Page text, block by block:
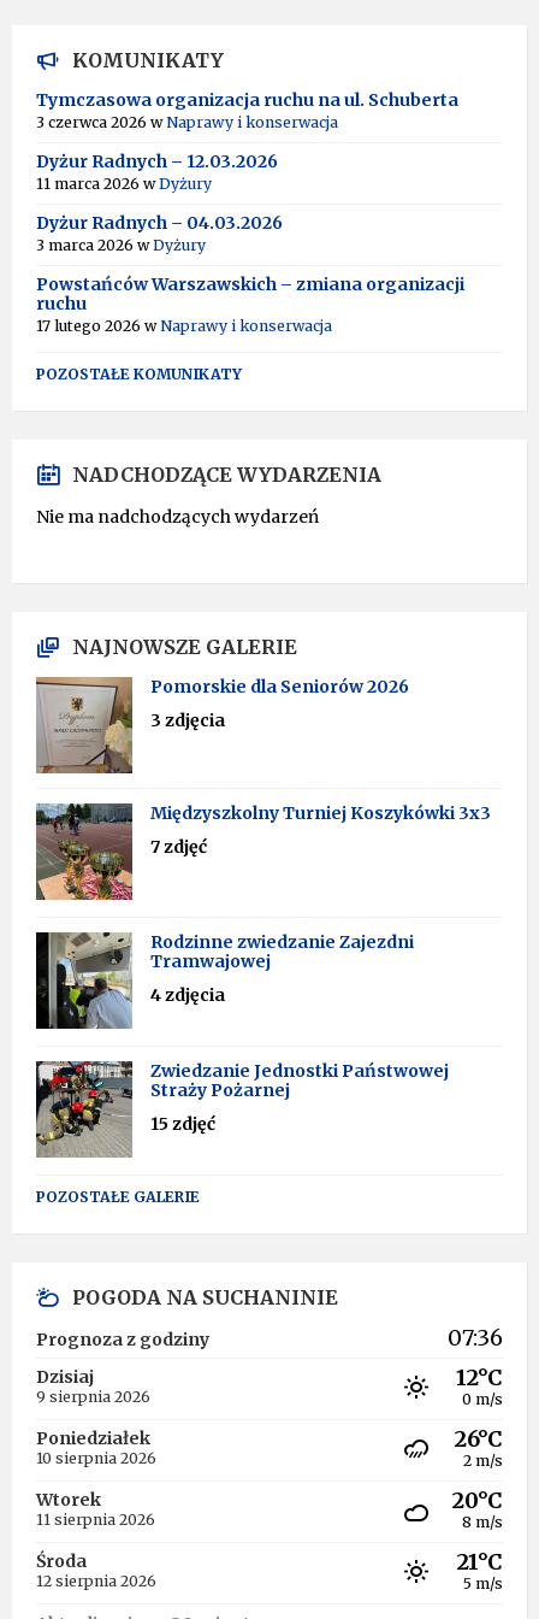
KOMUNIKATY
Tymczasowa organizacja ruchu na ul. Schuberta
3 czerwca 2026 wNaprawy i konserwacja
Dyżur Radnych – 12.03.2026
11 marca 2026 wDyżury
Dyżur Radnych – 04.03.2026
3 marca 2026 wDyżury
Powstańców Warszawskich – zmiana organizacji
ruchu
17 lutego 2026 wNaprawy i konserwacja
POZOSTAŁE KOMUNIKATY
NADCHODZĄCE WYDARZENIA
Nie ma nadchodzących wydarzeń
NAJNOWSZE GALERIE
Pomorskie dla Seniorów 2026
3 zdjęcia
Międzyszkolny Turniej Koszykówki 3x3
7 zdjęć
Rodzinne zwiedzanie Zajezdni
Tramwajowej
4 zdjęcia
Zwiedzanie Jednostki Państwowej
Straży Pożarnej
15 zdjęć
POZOSTAŁE GALERIE
POGODA NA SUCHANINIE
Prognoza z godziny 07:36
Dzisiaj
9 sierpnia 2026
12°C
0 m/s
Poniedziałek
10 sierpnia 2026
26°C
2 m/s
Wtorek
11 sierpnia 2026
20°C
8 m/s
Środa
12 sierpnia 2026
21°C
5 m/s